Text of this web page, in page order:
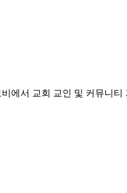
에서 교회 교인 및 커뮤니